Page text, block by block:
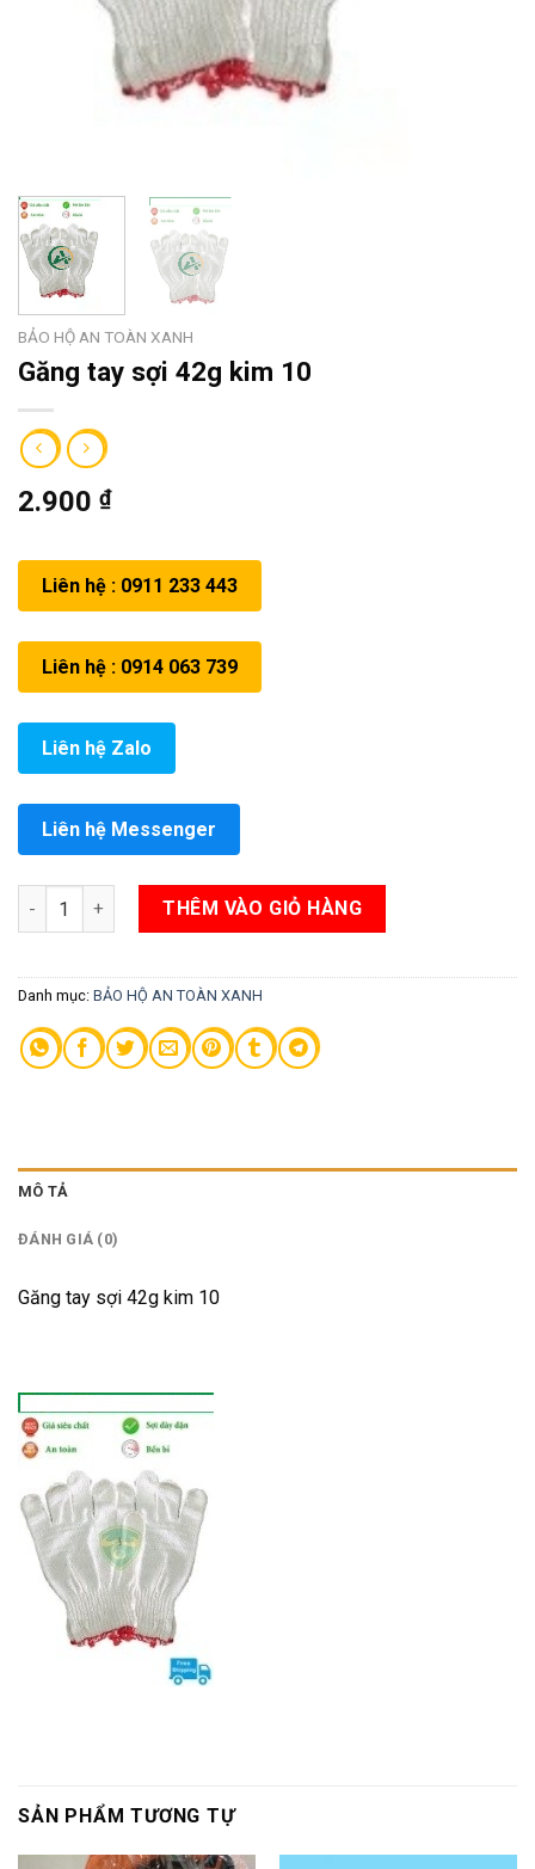
BẢO HỘ AN TOÀN XANH
Găng tay sợi 42g kim 10
2.900 ₫
Liên hệ : 0911 233 443
Liên hệ : 0914 063 739
Liên hệ Zalo
Liên hệ Messenger
Găng tay sợi 42g kim 10 số lượng
THÊM VÀO GIỎ HÀNG
Danh mục: BẢO HỘ AN TOÀN XANH
MÔ TẢ
ĐÁNH GIÁ (0)
Găng tay sợi 42g kim 10
SẢN PHẨM TƯƠNG TỰ